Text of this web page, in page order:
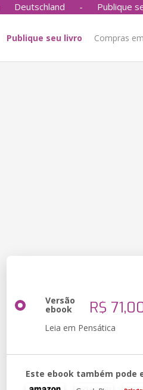
Deutschland - Publique
Publique seu livro Compras
Versão
ebook R$
Leia em Pensática
Este ebook também pode